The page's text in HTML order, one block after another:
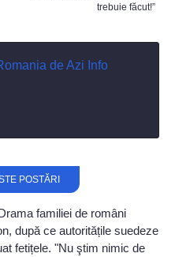
trebuie făcut!”
de Azi Info
POSTĂRI
familiei de români
după ce autoritățile suedeze
fetițele. "Nu ştim nimic de